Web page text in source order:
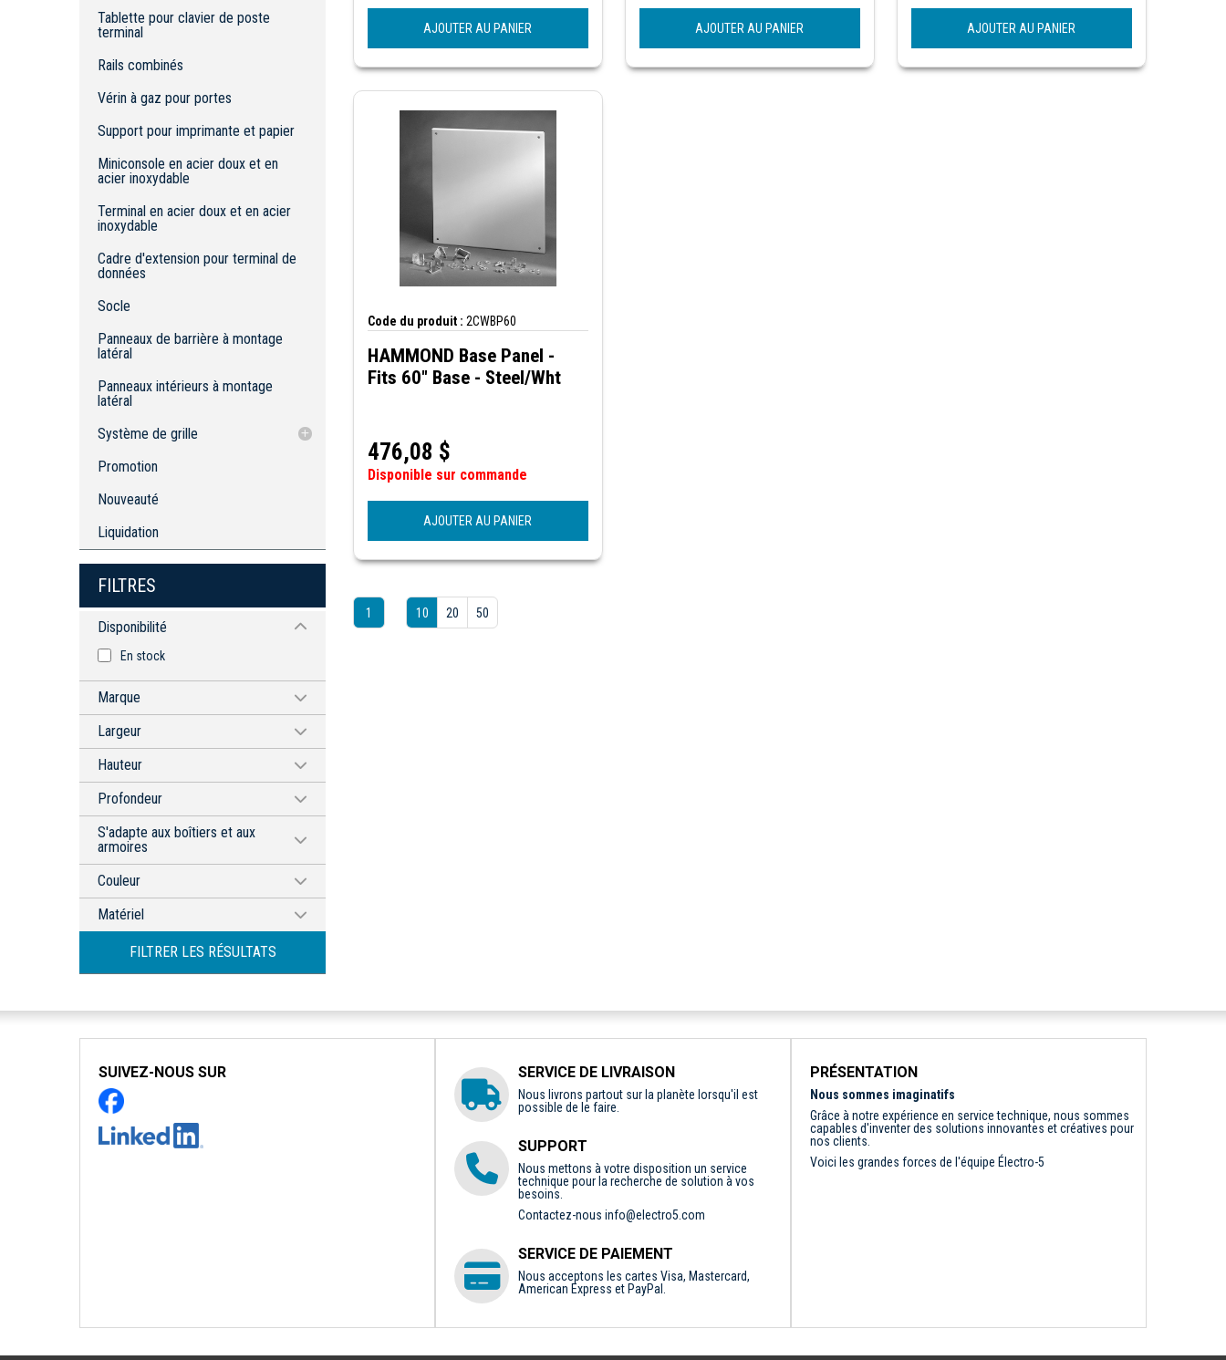
Terminal en acier doux et en acier
inoxydable
Cadre d'extension pour terminal de
données
Socle
latéral
Système de grille
Sangles à grille verticale
Entretoise de sangle de grille
Tablette pour clavier de poste
terminal
Rails combinés
Vérin à gaz pour portes
Support pour imprimante et papier
Miniconsole en acier doux et en
acier inoxydable
Terminal en acier doux et en acier
inoxydable
Cadre d'extension pour terminal de
données
Socle
Panneaux de barrière à montage
latéral
Panneaux intérieurs à montage
latéral
Système de grille
Sangles de grille de profondeur
Entretoise de sangle de grille
Promotion
Nouveauté
Liquidation
FILTRES
Disponibilité
En stock
Marque
HAMMOND MANUFACTURING
Largeur
20'' (508mm)
32'' (813mm)
44'' (1118mm)
56'' (1422mm)
Hauteur
22.5'' (571mm)
Profondeur
0.75'' (19mm)
S'adapte aux boîtiers et aux
armoires
24''
60''
Couleur
Blanc
Matériel
Acier Doux
FILTRER LES RÉSULTATS
AJOUTER AU PANIER AJOUTER AU PANIER AJOUTER AU PANIER
Code du produit : 2CWBP60
HAMMOND Base Panel -
Fits 60" Base - Steel/Wht
476,08 $
Disponible sur commande
AJOUTER AU PANIER
1 10 20 50
SUIVEZ-NOUS SUR SERVICE DE LIVRAISON
Nous livrons partout sur la planète lorsqu'il est
possible de le faire.
SUPPORT
Nous mettons à votre disposition un service
technique pour la recherche de solution à vos
besoins.
Contactez-nous info@electro5.com
SERVICE DE PAIEMENT
Nous acceptons les cartes Visa, Mastercard,
American Express et PayPal.
PRÉSENTATION
Nous sommes imaginatifs
Grâce à notre expérience en service technique, nous sommes
capables d'inventer des solutions innovantes et créatives pour
nos clients.
Voici les grandes forces de l'équipe Électro-5